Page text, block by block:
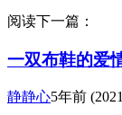
阅读下一篇：
一双布鞋的爱
静静心5年前